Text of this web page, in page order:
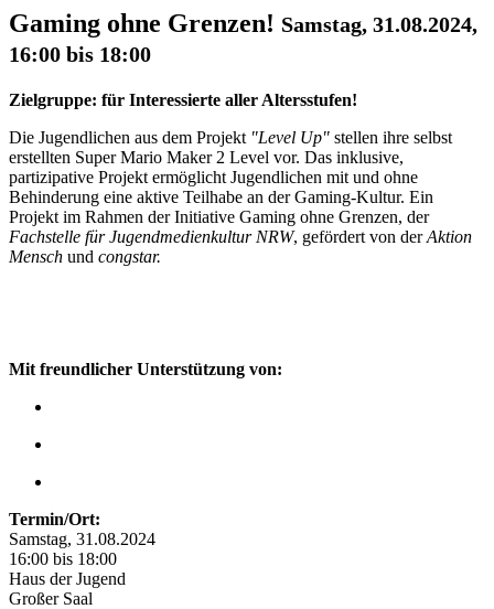
Gaming ohne Grenzen! Samstag, 31.08.2024,
16:00 bis 18:00
Zielgruppe: für Interessierte aller Altersstufen!
Die Jugendlichen aus dem Projekt "Level Up" stellen ihre selbst
erstellten Super Mario Maker 2 Level vor. Das inklusive,
partizipative Projekt ermöglicht Jugendlichen mit und ohne
Behinderung eine aktive Teilhabe an der Gaming-Kultur. Ein
Projekt im Rahmen der Initiative Gaming ohne Grenzen, der
Fachstelle für Jugendmedienkultur NRW, gefördert von derAktion
Mensch und congstar.
Mit freundlicher Unterstützung von:
Termin/Ort:
Samstag, 31.08.2024
16:00 bis 18:00
Haus der Jugend
Großer Saal